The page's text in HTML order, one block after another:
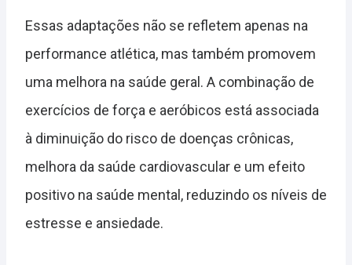
Essas adaptações não se refletem apenas na
performance atlética, mas também promovem
uma melhora na saúde geral. A combinação de
exercícios de força e aeróbicos está associada
à diminuição do risco de doenças crônicas,
melhora da saúde cardiovascular e um efeito
positivo na saúde mental, reduzindo os níveis de
estresse e ansiedade.